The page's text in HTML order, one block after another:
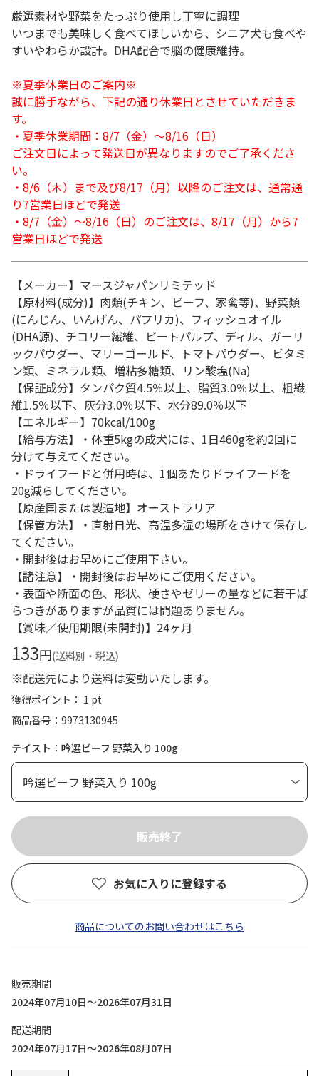
厳選素材や野菜をたっぷり使用し丁寧に調理
いつまでも美味しく食べてほしいから、シニア犬も食べや
すいやわらか設計。DHA配合で脳の健康維持。
※夏季休業日のご案内※
誠に勝手ながら、下記の通り休業日とさせていただきま
す。
・夏季休業期間：8/7（金）～8/16（日）
ご注文日によって発送日が異なりますのでご了承くださ
い。
・8/6（木）まで及び8/17（月）以降のご注文は、通常通
り7営業日ほどで発送
・8/7（金）～8/16（日）のご注文は、8/17（月）から7
営業日ほどで発送
【メーカー】マースジャパンリミテッド
【原材料(成分)】肉類(チキン、ビーフ、家禽等)、野菜類
(にんじん、いんげん、パプリカ)、フィッシュオイル
(DHA源)、チコリー繊維、ビートパルプ、ディル、ガーリ
ックパウダー、マリーゴールド、トマトパウダー、ビタミ
ン類、ミネラル類、増粘多糖類、リン酸塩(Na)
【保証成分】タンパク質4.5％以上、脂質3.0％以上、粗繊
維1.5％以下、灰分3.0％以下、水分89.0％以下
【エネルギー】70kcal/100g
【給与方法】・体重5kgの成犬には、1日460gを約2回に
分けて与えてください。
・ドライフードと併用時は、1個あたりドライフードを
20g減らしてください。
【原産国または製造地】オーストラリア
【保管方法】・直射日光、高温多湿の場所をさけて保存し
てください。
・開封後はお早めにご使用下さい。
【諸注意】・開封後はお早めにご使用ください。
・表面や断面の色、形状、硬さやゼリーの量などに若干ば
らつきがありますが品質には問題ありません。
【賞味／使用期限(未開封)】24ヶ月
133円(送料別・税込)
※配送先により送料は変動いたします。
獲得ポイント： 1 pt
商品番号
9973130945
テイスト：吟選ビーフ 野菜入り 100g
お気に入りに登録する
商品についてのお問い合わせはこちら
販売期間
2024年07月10日～2026年07月31日
配送期間
2024年07月17日～2026年08月07日